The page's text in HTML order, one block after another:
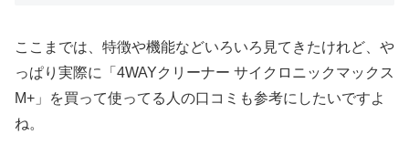
ここまでは、特徴や機能などいろいろ見てきたけれど、や
っぱり実際に「4WAYクリーナー サイクロニックマックス
M+」を買って使ってる人の口コミも参考にしたいですよ
ね。